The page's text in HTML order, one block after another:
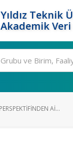
Yıldız Teknik
Akademik
AI...